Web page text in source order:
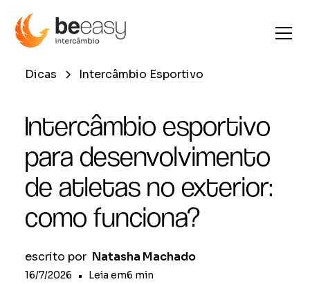
Dicas Intercâmbio Esportivo
Intercâmbio esportivo
para desenvolvimento
de atletas no exterior:
como funciona?
escrito por Natasha Machado
16/7/2026 • Leia em6 min